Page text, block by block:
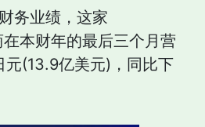
务业绩，这家
本财年的最后三个月营
(13.9亿美元)，同比下